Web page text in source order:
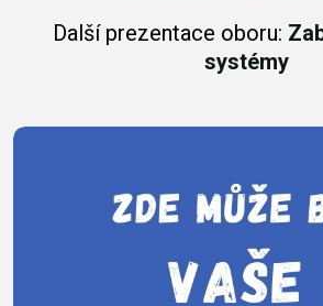
Další prezentace oboru:
systémy